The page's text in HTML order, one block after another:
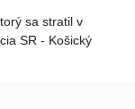
sa stratil v
SR - Košický